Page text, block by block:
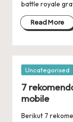
battle royale
Read More
Posted
Uncategorised
7
mobile
Berikut 7